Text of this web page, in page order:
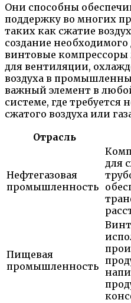
Они способны
поддержку во многих
таких как сжатие
создание
винтовые компрессоры
для вентиляции,
воздуха в
важный элемент в
системе, где требуется
сжатого воздуха или
Отрасль
Нефтегазовая
промышленность
для
Пищевая
промышленность